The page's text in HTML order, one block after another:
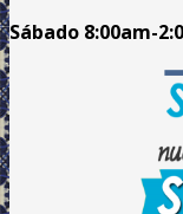
Sábado 8:00am-